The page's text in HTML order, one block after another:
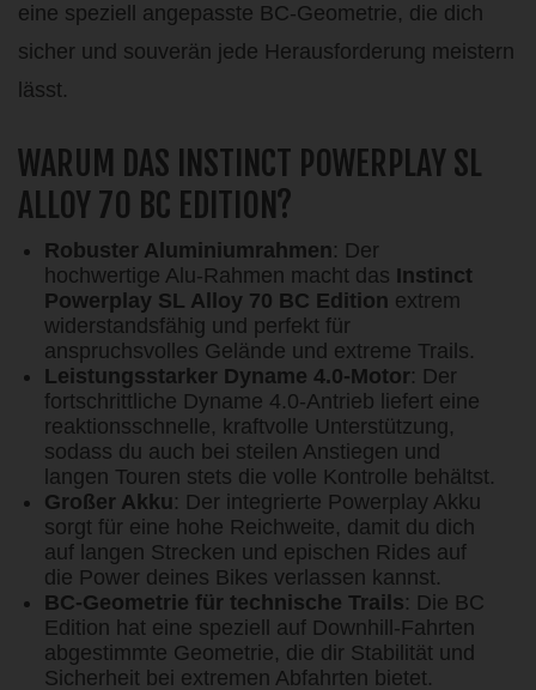
eine speziell angepasste BC-Geometrie, die dich
sicher und souverän jede Herausforderung meistern
lässt.
WARUM DAS INSTINCT POWERPLAY SL
ALLOY 70 BC EDITION?
Robuster Aluminiumrahmen: Der
hochwertige Alu-Rahmen macht das Instinct
Powerplay SL Alloy 70 BC Edition extrem
widerstandsfähig und perfekt für
anspruchsvolles Gelände und extreme Trails.
Leistungsstarker Dyname 4.0-Motor: Der
fortschrittliche Dyname 4.0-Antrieb liefert eine
reaktionsschnelle, kraftvolle Unterstützung,
sodass du auch bei steilen Anstiegen und
langen Touren stets die volle Kontrolle behältst.
Großer Akku: Der integrierte Powerplay Akku
sorgt für eine hohe Reichweite, damit du dich
auf langen Strecken und epischen Rides auf
die Power deines Bikes verlassen kannst.
BC-Geometrie für technische Trails: Die BC
Edition hat eine speziell auf Downhill-Fahrten
abgestimmte Geometrie, die dir Stabilität und
Sicherheit bei extremen Abfahrten bietet.